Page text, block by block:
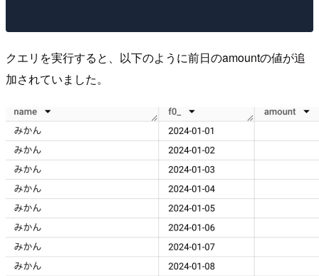
クエリを実行すると、以下のように前日のamountの値が追
加されていました。